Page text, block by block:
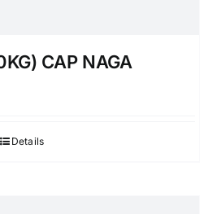
CAP NAGA
Details